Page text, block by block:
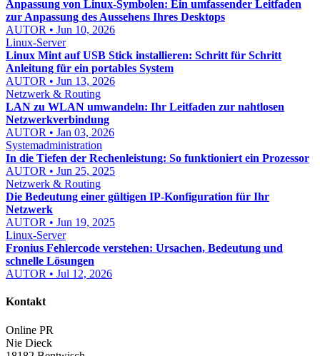
Anpassung von Linux-Symbolen: Ein umfassender Leitfaden
zur Anpassung des Aussehens Ihres Desktops
AUTOR • Jun 10, 2026
Linux-Server
Linux Mint auf USB Stick installieren: Schritt für Schritt
Anleitung für ein portables System
AUTOR • Jun 13, 2026
Netzwerk & Routing
LAN zu WLAN umwandeln: Ihr Leitfaden zur nahtlosen
Netzwerkverbindung
AUTOR • Jan 03, 2026
Systemadministration
In die Tiefen der Rechenleistung: So funktioniert ein Prozessor
AUTOR • Jun 25, 2025
Netzwerk & Routing
Die Bedeutung einer gültigen IP-Konfiguration für Ihr
Netzwerk
AUTOR • Jun 19, 2025
Linux-Server
Fronius Fehlercode verstehen: Ursachen, Bedeutung und
schnelle Lösungen
AUTOR • Jul 12, 2026
Kontakt
Online PR
Nie Dieck